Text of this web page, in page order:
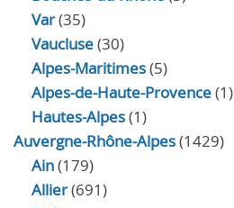
Var(35)
Vaucluse(30)
Alpes-Maritimes(5)
Alpes-de-Haute-Provence(1)
Hautes-Alpes(1)
Auvergne-Rhône-Alpes(1429)
Ain(179)
Allier(691)